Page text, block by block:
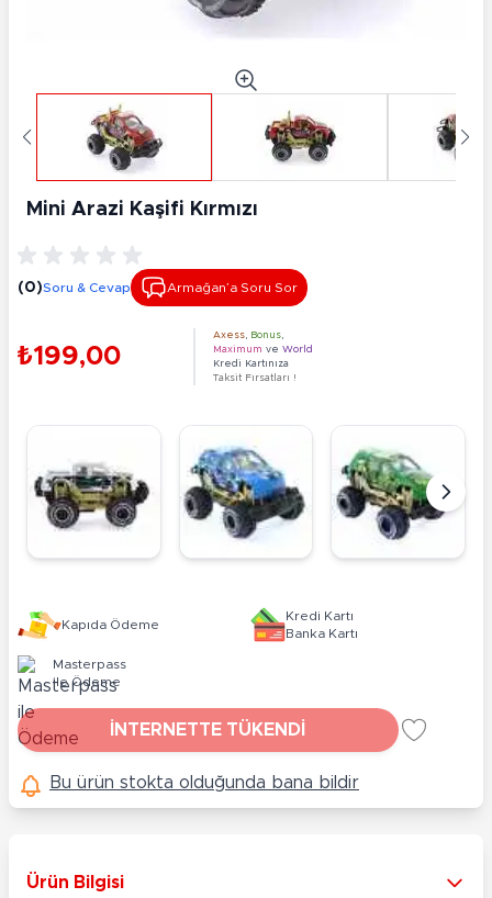
Mini Arazi Kaşifi Kırmızı
(0)Soru & Cevap Armağan’a Soru Sor
₺199,00
Axess Bonus
Maximum ve World
Kredi Kartınıza
Taksit Fırsatları !
Kapıda Ödeme
Kredi Kartı
Banka Kartı
Masterpass
ile Ödeme
İNTERNETTE TÜKENDİ
Bu ürün stokta olduğunda bana bildir
Ürün Bilgisi